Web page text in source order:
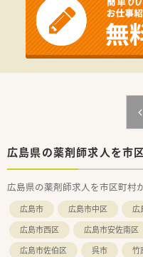
急なお休みにも柔軟
■増員を目的とした募
＜業務内容＞
■まずは薬局内で一包
患者様についてを把
単独での訪問はない
＜設備も充実＞
■電子薬歴、分包機を導
■同ビル3階に1LDKの
＜研修制度＞
■在宅経験がない方で
あります。
広島県の薬剤師求人を市
広島県の薬剤師求人を市区町村
広島市 広島市中区 広
広島市西区
広島市安佐南区
広島市佐伯区
呉市 竹